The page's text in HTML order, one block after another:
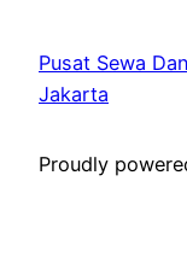
Pusat Sewa
Jakarta
Proudly